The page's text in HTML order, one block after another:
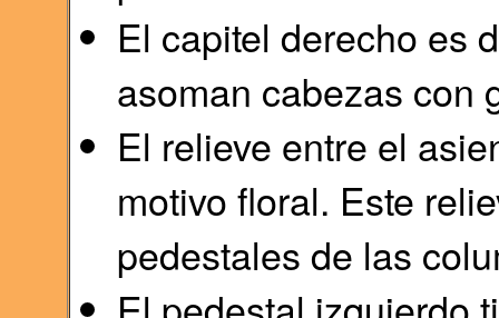
El capitel derecho es
asoman cabezas con
El relieve entre el
motivo floral. Este
pedestales de las